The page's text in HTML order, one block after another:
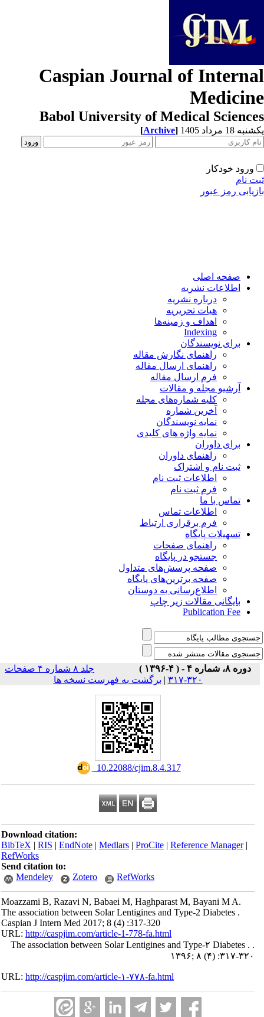
Caspian Journal of
Babol University of Medical
18 مرداد 1405 [Archive]
ورود خودکار
نام
رمز عبور
صفحه اصلی
اطلاعات نشریه
درباره نشریه
هیات تحریریه
اهداف و زمینه‌ها
Indexing
برای نویسندگان
راهنمای نگارش مقاله
راهنمای ارسال مقاله
فرم ارسال مقاله
آرشیو مجله و مقالات
کلیه شماره‌های مجله
آخرین شماره
نمایه نویسندگان
نمایه واژه های کلیدی
برای داوران
راهنمای داوران
ثبت نام و اشتراک
اطلاعات ثبت نام
فرم ثبت نام
تماس با ما
اطلاعات تماس
فرم برقراری ارتباط
تسهیلات پایگاه
راهنمای صفحات
جستجو در پایگاه
صفحه پرسش‌های متداول
صفحه برترین‌های پایگاه
اطلاع‌رسانی به دوستان
بایگانی مقالات زیر چاپ
Publication Fee
دوره ۸، شماره ۴ - ( ۴-۱۳۹۶ )
جلد ۸ شماره ۴ صفحات
۳۲۰-۳۱۷
|برگشت به فهرست نسخه ها
‎ 10.22088/cjim.8.4.317
Download citation:
BibTeX|RIS|EndNote|Medlars|ProCite|Reference Manager
RefWorks
Send citation to:
Mendeley
Zotero RefWorks
Moazzami B, Razavi N, Babaei M, Haghparast M, Bayani M A.
The association between Solar Lentigines and Type-2 Diabetes .
Caspian J Intern Med 2017; 8 (4) :317-320
URL:http://caspjim.com/article-1-778-fa.html
The association between Solar Lentigines and Type-۲ Diabetes . .
۱۳۹۶; ۸ (۴) :۳۱۷-۳۲۰
URL:http://caspjim.com/article-۱-۷۷۸-fa.html